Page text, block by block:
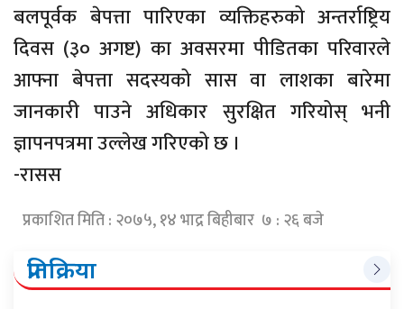
बलपूर्वक बेपत्ता पारिएका व्यक्तिहरुको अन्तर्राष्ट्रिय
दिवस (३० अगष्ट) का अवसरमा पीडितका परिवारले
आफ्ना बेपत्ता सदस्यको सास वा लाशका बारेमा
जानकारी पाउने अधिकार सुरक्षित गरियोस् भनी
ज्ञापनपत्रमा उल्लेख गरिएको छ ।
-रासस
प्रकाशित मिति : २०७५, १४ भाद्र बिहीबार ७ : २६ बजे
प्रतिक्रिया